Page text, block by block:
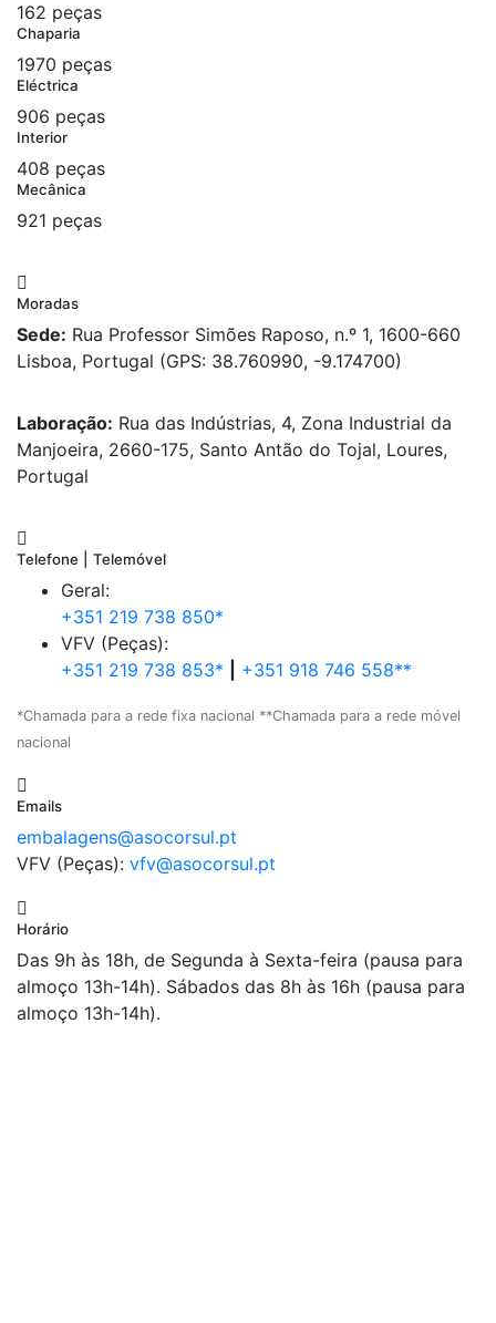
162 peças
Chaparia
1970 peças
Eléctrica
906 peças
Interior
408 peças
Mecânica
921 peças
Moradas
Sede: Rua Professor Simões Raposo, n.º 1, 1600-660
Lisboa, Portugal (GPS: 38.760990, -9.174700)
Laboração: Rua das Indústrias, 4, Zona Industrial da
Manjoeira, 2660-175, Santo Antão do Tojal, Loures,
Portugal
Telefone | Telemóvel
Geral:
+351 219 738 850*
VFV (Peças):
+351 219 738 853*
+351 918 746 558**
*Chamada para a rede fixa nacional **Chamada para a rede móvel
nacional
Emails
embalagens@asocorsul.pt
VFV (Peças): vfv@asocorsul.pt
Horário
Das 9h às 18h, de Segunda à Sexta-feira (pausa para
almoço 13h-14h). Sábados das 8h às 16h (pausa para
almoço 13h-14h).